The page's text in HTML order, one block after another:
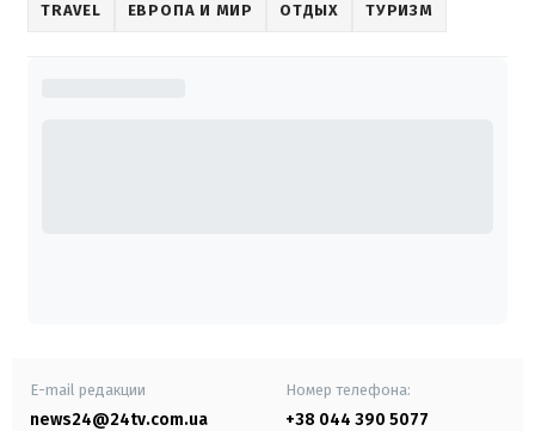
TRAVEL ЕВРОПА И МИР ОТДЫХ ТУРИЗМ
E-mail редакции
news24@24tv.com.ua
Номер телефона:
+38 044 390 5077